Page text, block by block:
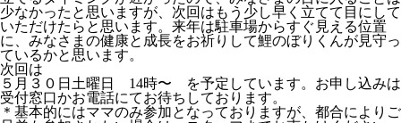
少なかったと思いますが、次回はもう少し早く立てて目にして
いただけたらと思います。来年は駐車場からすぐ見える位置
に、みなさまの健康と成長をお祈りして鯉のぼりくんが見守っ
ているかと思います。
次回は
５月３０日土曜日 14時〜 を予定しています。お申し込みは
受付窓口かお電話にてお待ちしております。
＊基本的にはママのみ参加となっておりますが、都合によりご